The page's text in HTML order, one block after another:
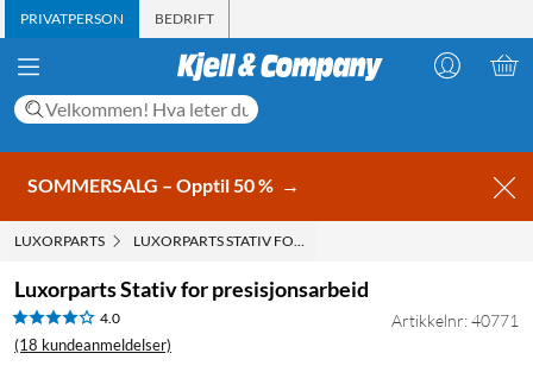
PRIVATPERSON BEDRIFT
SOMMERSALG – Opptil 50 % →
LUXORPARTS LUXORPARTS STATIV FOR PRESISJONSARBEID
Luxorparts Stativ for presisjonsarbeid
4.0
(18 kundeanmeldelser)
Artikkelnr: 40771